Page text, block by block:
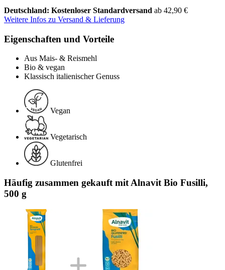
Deutschland: Kostenloser Standardversand ab 42,90 €
Weitere Infos zu Versand & Lieferung
Eigenschaften und Vorteile
Aus Mais- & Reismehl
Bio & vegan
Klassisch italienischer Genuss
Vegan
Vegetarisch
Glutenfrei
Häufig zusammen gekauft mit Alnavit Bio Fusilli,
500 g